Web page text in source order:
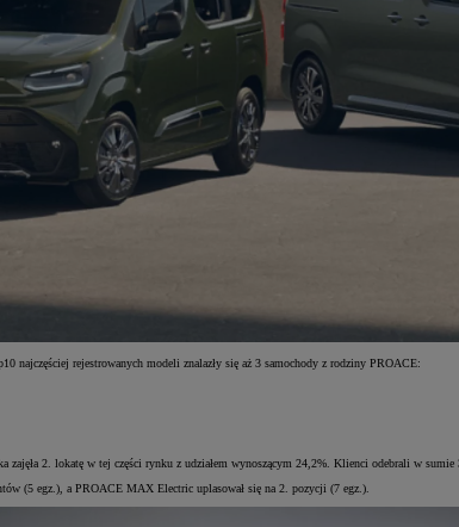
najczęściej rejestrowanych modeli znalazły się aż 3 samochody z rodziny PROACE:
2. lokatę w tej części rynku z udziałem wynoszącym 24,2%. Klienci odebrali w sumie
(5 egz.), a PROACE MAX Electric uplasował się na 2. pozycji (7 egz.).